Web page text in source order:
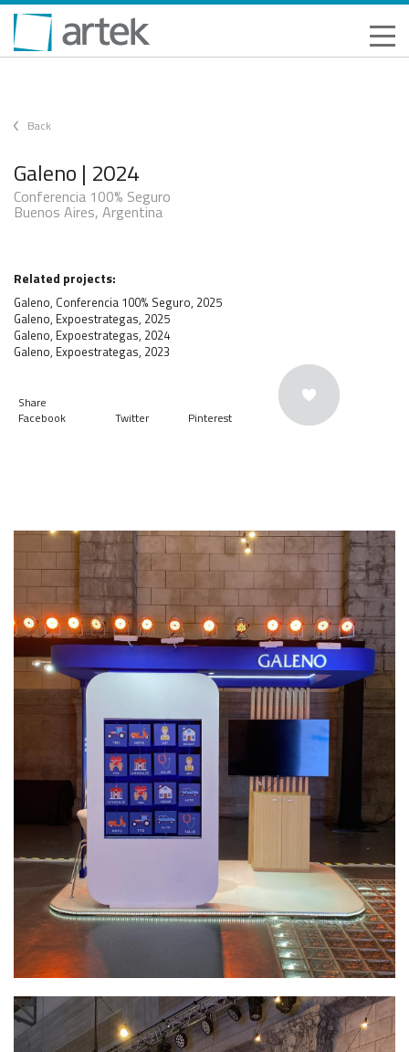
Back
Galeno | 2024
Conferencia 100% Seguro
Buenos Aires, Argentina
Related projects:
Galeno, Conferencia 100% Seguro, 2025
Galeno, Expoestrategas, 2025
Galeno, Expoestrategas, 2024
Galeno, Expoestrategas, 2023
Share
Facebook
Twitter Pinterest